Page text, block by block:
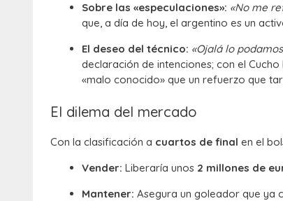
Sobre las «especulaciones»: «No me
que, a día de hoy, el argentino es un
El deseo del técnico: «Ojalá lo
declaración de intenciones; con el
«malo conocido» que un refuerzo que
El dilema del mercado
Con la clasificación a cuartos de final en el
Vender: Liberaría unos 2 millones de
Mantener: Asegura un goleador que ya